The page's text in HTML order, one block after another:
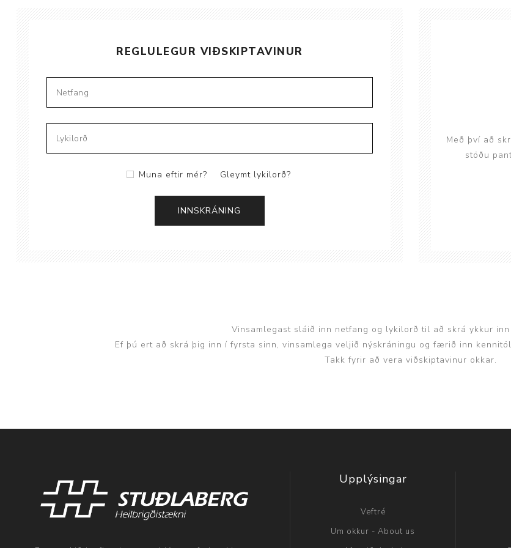
Brjóstaaðgerðir
Aukabúnaður
REGLULEGUR VIÐSKIPTAVINUR
Muna eftir mér? Gleymt lykilorð?
Með því að
stöðu
Vinsamlegast sláið inn netfang og lykilorð til að skrá ykkur
Ef þú ert að skrá þig inn í fyrsta sinn, vinsamlega veljið nýskráningu og færið inn
Takk fyrir að vera viðskiptavinur okkar.
Upplýsingar
Veftré
Um okkur - About us